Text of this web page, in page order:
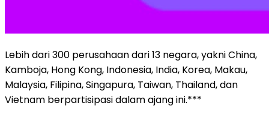
Lebih dari 300 perusahaan dari 13 negara, yakni China,
Kamboja, Hong Kong, Indonesia, India, Korea, Makau,
Malaysia, Filipina, Singapura, Taiwan, Thailand, dan
Vietnam berpartisipasi dalam ajang ini.***